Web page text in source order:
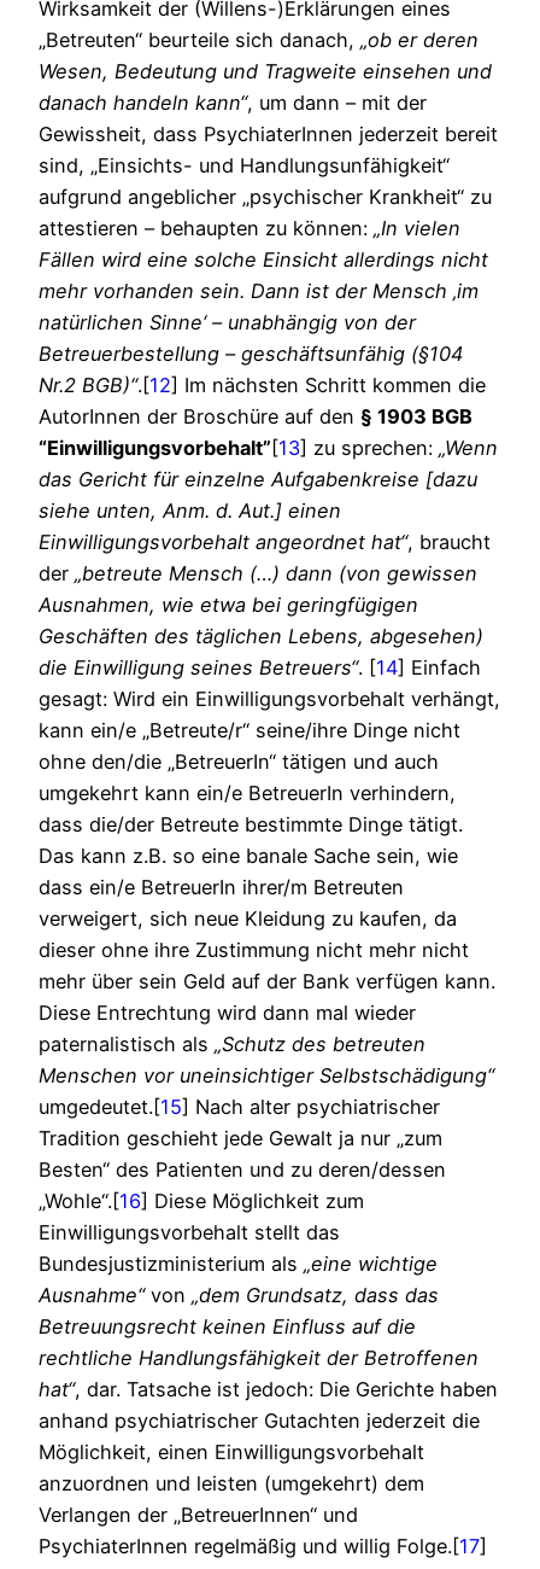
Wirksamkeit der (Willens-)Erklärungen eines
„Betreuten“ beurteile sich danach, „ob er deren
Wesen, Bedeutung und Tragweite einsehen und
danach handeln kann“, um dann – mit der
Gewissheit, dass PsychiaterInnen jederzeit bereit
sind, „Einsichts- und Handlungsunfähigkeit“
aufgrund angeblicher „psychischer Krankheit“ zu
attestieren – behaupten zu können: „In vielen
Fällen wird eine solche Einsicht allerdings nicht
mehr vorhanden sein. Dann ist der Mensch ‚im
natürlichen Sinne‘ – unabhängig von der
Betreuerbestellung – geschäftsunfähig (§104
Nr.2 BGB)“.[12] Im nächsten Schritt kommen die
AutorInnen der Broschüre auf den § 1903 BGB
“Einwilligungsvorbehalt”[13] zu sprechen: „Wenn
das Gericht für einzelne Aufgabenkreise [dazu
siehe unten, Anm. d. Aut.] einen
Einwilligungsvorbehalt angeordnet hat“, braucht
der „betreute Mensch (…) dann (von gewissen
Ausnahmen, wie etwa bei geringfügigen
Geschäften des täglichen Lebens, abgesehen)
die Einwilligung seines Betreuers“. [14] Einfach
gesagt: Wird ein Einwilligungsvorbehalt verhängt,
kann ein/e „Betreute/r“ seine/ihre Dinge nicht
ohne den/die „BetreuerIn“ tätigen und auch
umgekehrt kann ein/e BetreuerIn verhindern,
dass die/der Betreute bestimmte Dinge tätigt.
Das kann z.B. so eine banale Sache sein, wie
dass ein/e BetreuerIn ihrer/m Betreuten
verweigert, sich neue Kleidung zu kaufen, da
dieser ohne ihre Zustimmung nicht mehr nicht
mehr über sein Geld auf der Bank verfügen kann.
Diese Entrechtung wird dann mal wieder
paternalistisch als „Schutz des betreuten
Menschen vor uneinsichtiger Selbstschädigung“
umgedeutet.[15] Nach alter psychiatrischer
Tradition geschieht jede Gewalt ja nur „zum
Besten“ des Patienten und zu deren/dessen
„Wohle“.[16] Diese Möglichkeit zum
Einwilligungsvorbehalt stellt das
Bundesjustizministerium als „eine wichtige
Ausnahme“von „dem Grundsatz, dass das
Betreuungsrecht keinen Einfluss auf die
rechtliche Handlungsfähigkeit der Betroffenen
hat“, dar. Tatsache ist jedoch: Die Gerichte haben
anhand psychiatrischer Gutachten jederzeit die
Möglichkeit, einen Einwilligungsvorbehalt
anzuordnen und leisten (umgekehrt) dem
Verlangen der „BetreuerInnen“ und
PsychiaterInnen regelmäßig und willig Folge.[17]